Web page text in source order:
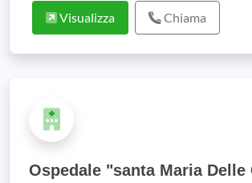
Visualizza Chiama
Ospedale "santa Maria Delle